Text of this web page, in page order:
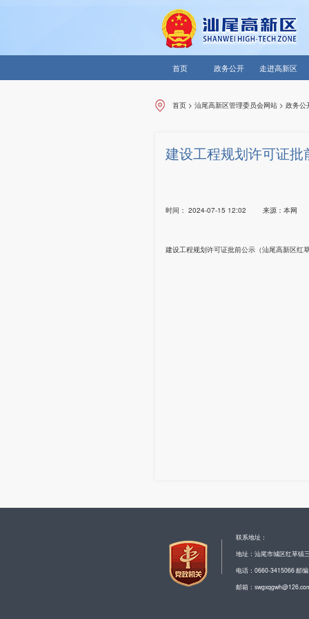
首页 政务公开 走进高新区
首页 >汕尾高新区管理委员会网站 >政务公
建设工程规划许可证
时间： 2024-07-15 12:02 来源： 本网
建设工程规划许可证批前公示（汕尾高新区红
联系地址：
地址：汕尾市城区红草镇
电话：0660-3415066 邮
邮箱：